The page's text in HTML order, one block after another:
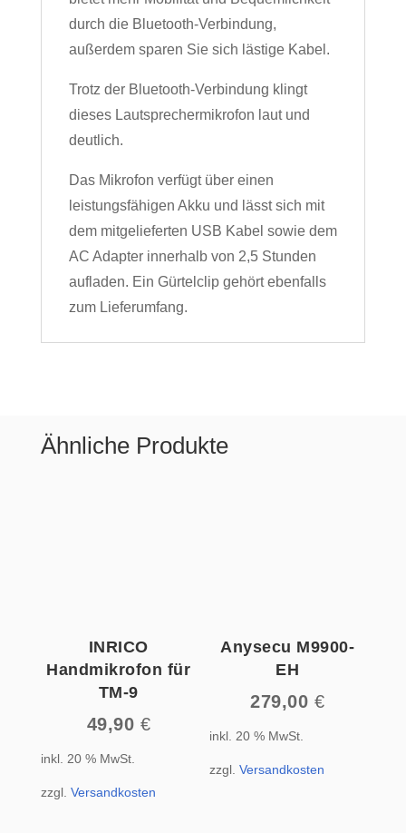
durch die Bluetooth-Verbindung,
außerdem sparen Sie sich lästige Kabel.
Trotz der Bluetooth-Verbindung klingt
dieses Lautsprechermikrofon laut und
deutlich.
Das Mikrofon verfügt über einen
leistungsfähigen Akku und lässt sich mit
dem mitgelieferten USB Kabel sowie dem
AC Adapter innerhalb von 2,5 Stunden
aufladen. Ein Gürtelclip gehört ebenfalls
zum Lieferumfang.
Ähnliche Produkte
INRICO
Handmikrofon für
TM-9
49,90 €
inkl. 20 % MwSt.
zzgl. Versandkosten
Anysecu M9900-
EH
279,00 €
inkl. 20 % MwSt.
zzgl.Versandkosten